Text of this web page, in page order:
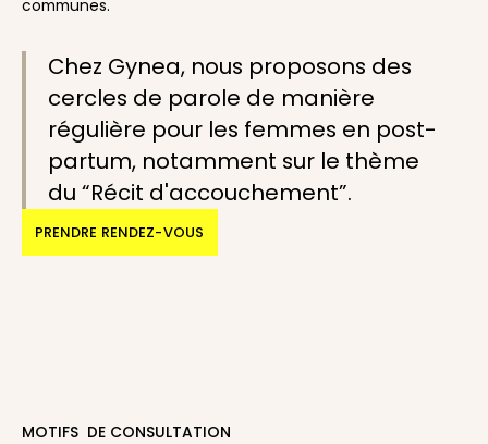
communes.
Chez Gynea, nous proposons des
cercles de parole de manière
régulière pour les femmes en post-
partum, notamment sur le thème
du “Récit d'accouchement”.
PRENDRE RENDEZ-VOUS
MOTIFS DE CONSULTATION